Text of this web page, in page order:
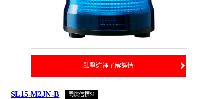
點擊這裡了解詳情
SL15-M2JN-B 閃爍信標SL